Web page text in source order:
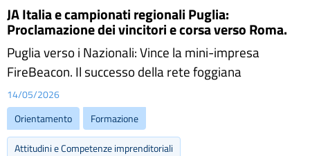
JA Italia e campionati regionali Puglia:
Proclamazione dei vincitori e corsa verso Roma.
Puglia verso i Nazionali: Vince la mini-impresa
FireBeacon. Il successo della rete foggiana
14/05/2026
Orientamento
Formazione
Attitudini e Competenze imprenditoriali